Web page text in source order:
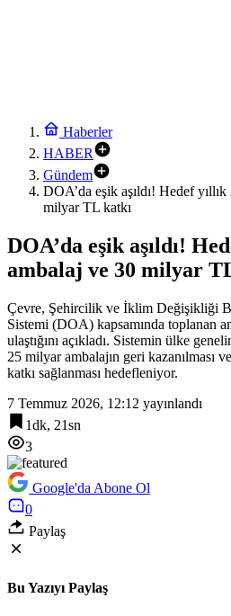
Haberler
HABER
Gündem
DOA’da eşik aşıldı! Hedef
milyar TL katkı
DOA’da eşik aşıldı!
ambalaj ve 30 milyar
Çevre, Şehircilik ve İklim Değişikliği
Sistemi (DOA) kapsamında toplanan
ulaştığını açıkladı. Sistemin ülke
25 milyar ambalajın geri kazanılması
katkı sağlanması hedefleniyor.
7 Temmuz 2026, 12:12 yayınlandı
1dk, 21sn
3
Google'da Abone Ol
0
Paylaş
Bu Yazıyı Paylaş